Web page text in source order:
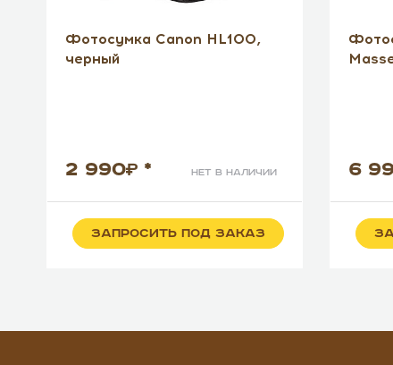
Фотосумка Canon HL100,
черный
2 990 * нет в наличии
ЗАПРОСИТЬ ПОД ЗАКАЗ
6